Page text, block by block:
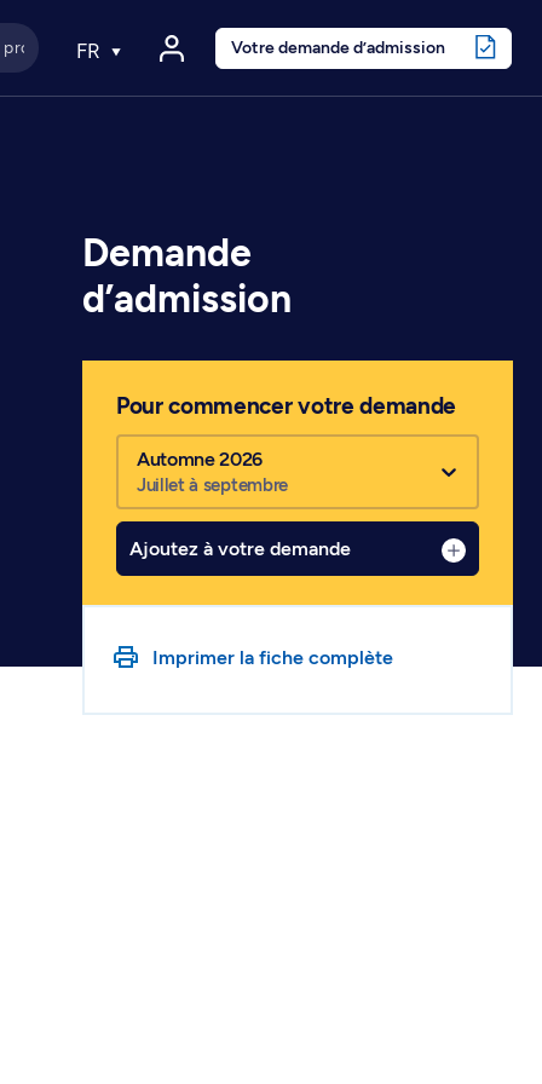
FR Votre demande d’admission
Demande
d’admission
Pour commencer votre demande
Automne 2026
Juillet à septembre
Ajoutez à votre demande
Imprimer la fiche complète